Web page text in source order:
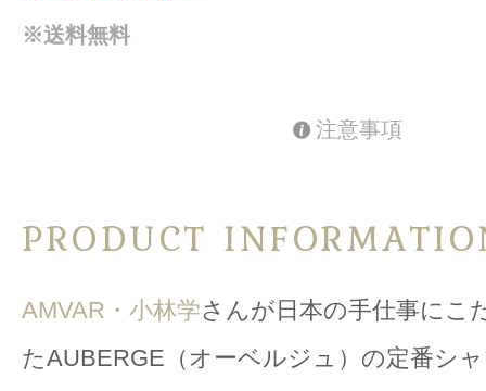
※送料無料
注意事項
PRODUCT
AMVAR・小林学さんが日本の手仕事にこ
たAUBERGE（オーベルジュ）の定番シ